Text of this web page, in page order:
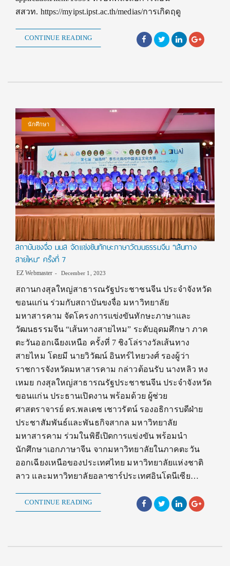
สสวท. https://myipst.ipst.ac.th/medias/การเกิดฤดู
CONTINUE READING
นักศึกษา
สถาบันขงจื่อ มมส จัดแข่งขันทักษะภาษาวัฒนธรรมจีน “เส้นทาง
สายไหม” ครั้งที่ 7
EZ Webmaster December 1, 2023
สถานกงสุลใหญ่สาธารณรัฐประชาชนจีน ประจำจังหวัด
ขอนแก่น ร่วมกับสถาบันขงจื่อ มหาวิทยาลัย
มหาสารคาม จัดโครงการแข่งขันทักษะภาษาและ
วัฒนธรรมจีน “เส้นทางสายไหม” ระดับอุดมศึกษา ภาค
ตะวันออกเฉียงเหนือ ครั้งที่ 7 ชิงโล่รางวัลเส้นทาง
สายไหม โดยมี นายวิวัฒน์ อินทร์ไทยวงศ์ รองผู้ว่า
ราชการจังหวัดมหาสารคาม กล่าวต้อนรับ นางหลิว หง
เหมย กงสุลใหญ่สาธารณรัฐประชาชนจีน ประจำจังหวัด
ขอนแก่น ประธานเปิดงาน พร้อมด้วย ผู้ช่วย
ศาสตราจารย์ ดร.พลเดช เชาวรัตน์ รองอธิการบดีฝ่าย
ประชาสัมพันธ์และพันธกิจสากล มหาวิทยาลัย
มหาสารคาม ร่วมในพิธีเปิดการแข่งขัน พร้อมนำ
นักศึกษาเอกภาษาจีน จากมหาวิทยาลัยในภาคตะวัน
ออกเฉียงเหนือของประเทศไทย มหาวิทยาลัยแห่งชาติ
ลาว และมหาวิทยาลัยอลาซาร์ประเทศอินโดนีเซีย…
CONTINUE READING